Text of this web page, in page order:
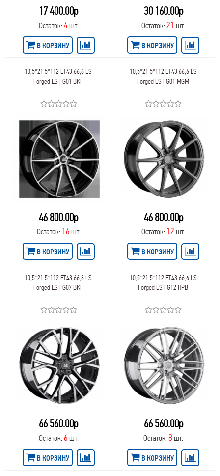
109,5
109
120
127
485
87,1
89,1
92,5
95,3
95,6
98,0
98,1
98
98,5
106,1
106,2
108,6
108,3
108,1
109,7
109,8
109,0
110,0
111,6
112,1
NW Replica BMW
NW Replica Ford
NW Replica Hyundai
NW Replica Kia
NW Replica Land Rover
NW Replica Mitsubishi
NW Replica Nissan
NW Replica Skoda
NW Replica Suzuki
NW Replica Toyota
NW Replica Volvo
NW Replica VW
NZ
OZ
OZ Racing
PDW
PremiumSeries
Race Ready Technology
Remain
REPLAY
Replay Replica BMW
Replay Replica Cadillac
Replay Replica Chevrolet
Replay Replica Chrysler
Replay Replica Citroen
Replay Replica Dongfeng
Replay Replica FAW
Replay Replica Fiat
Replay Replica Ford
Replay Replica Geely
Replay Replica Haval
Replay Replica Honda
Replay Replica Infiniti
Replay Replica Jaguar
Replay Replica Kia
Replay Replica Land Rover
Replay Replica Lexus
17 400.00р
Остаток: 4шт.
В КОРЗИНУ
30 160.00р
Остаток:21 шт.
В КОРЗИНУ
10,5*21 5*112 ET43 66,6 LS
Forged LS FG01 BKF
46 800.00р
Остаток: 16 шт.
В КОРЗИНУ
10,5*21 5*112 ET43 66,6 LS
Forged LS FG01 MGM
46 800.00р
Остаток: 12 шт.
В КОРЗИНУ
10,5*21 5*112 ET43 66,6 LS
Forged LS FG07 BKF
66 560.00р
Остаток: 6 шт.
В КОРЗИНУ
10,5*21 5*112 ET43 66,6 LS
Forged LS FG12 HPB
66 560.00р
Остаток:8 шт.
В КОРЗИНУ